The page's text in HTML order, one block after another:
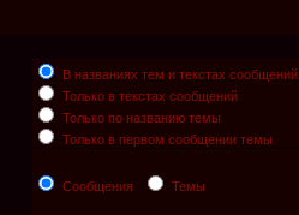
В названиях тем и текстах сообщений
Только в текстах сообщений
Только по названию темы
Только в первом сообщении темы
Сообщения Темы